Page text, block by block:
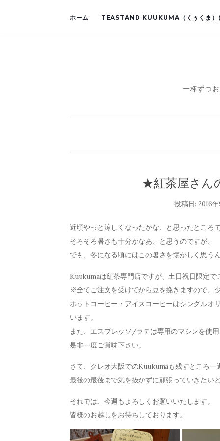
ホーム TEASTAND KUUKUMA（くぅくま）
一杯ずつ
★紅茶屋さん
投稿日: 2016
近頃やっと涼しくなったかな、と思ったところ
そろそろ暑さも十分かなあ、と思うのですが、
でも、冬になる頃にはこの暑さを懐かしく思う
Kuukumaは紅茶専門店ですが、土日祝日限定
※全てご注文を受けてから豆を挽きますので、
ホットコーヒー・アイスコーヒーはシングルオ
います。
また、エスプレッソ/ラテは専用のマシンを使
是非一度ご賞味下さい。
さて、クレオ大阪でのKuukumaも残すところ
最後の最後まで気を抜かずに頑張っていきたい
それでは、今週もよろしくお願いいたします。
皆様のお越しをお待ちしております。